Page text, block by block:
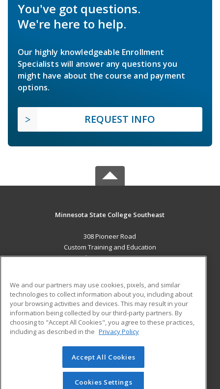
You've got questions.
We're here to help.
Our highly knowledgeable Enrollment
Specialists will answer any questions you
might have about the course and payment
options.
REQUEST INFO
Minnesota State College Southeast
308 Pioneer Road
Custom Training and Education
Red Wing, MN 55066 US
Career Training
ADDITIONAL RESOURCES
Military
Help
Student Blog
© 2026 ed2go, a division of Cengage Learning. All rights
reserved. The material on this site cannot be reproduced or
redistributed unless you have obtained prior written
We and our partners may use cookies, pixels, and similar
technologies to collect information about you, including about
your browsing activities and devices. This may result in your
information being collected by our third-party partners. By
choosing to "Accept All Cookies", you agree to these practices,
including as described in the Privacy Policy
Accept All Cookies
Cookies Settings